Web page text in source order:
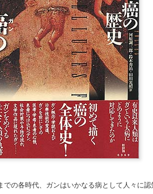
での各時代、ガンはいかなる病として人々に認